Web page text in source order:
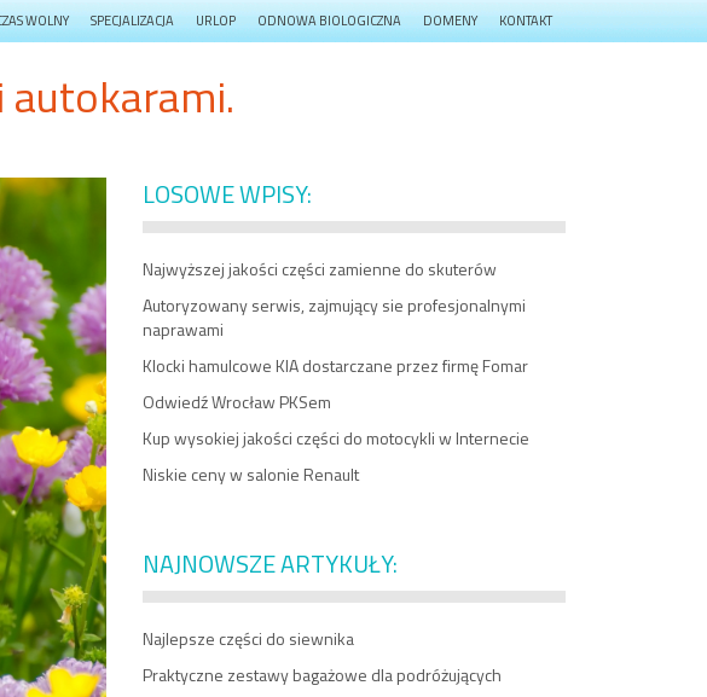
WOLNY SPECJALIZACJA URLOP ODNOWA BIOLOGICZNA DOMENY KONTAKT
LOSOWE WPISY:
Najwyższej jakości części zamienne do skuterów
Autoryzowany serwis, zajmujący sie profesjonalnymi
naprawami
Klocki hamulcowe KIA dostarczane przez firmę Fomar
Odwiedź Wrocław PKSem
Kup wysokiej jakości części do motocykli w Internecie
Niskie ceny w salonie Renault
NAJNOWSZE ARTYKUŁY:
Najlepsze części do siewnika
Praktyczne zestawy bagażowe dla podróżujących